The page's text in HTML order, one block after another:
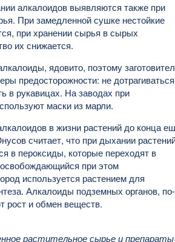
алкалоидов выявляются также при
При замедленной сушке нестойкие
при хранении сырья в сырых
их снижается.
ядовито, поэтому
предосторожности: не дотрагиваться
в рукавицах. На заводах при
маски из марли.
в жизни растений до конца
считает, что при дыхании
в пероксиды, которые переходят в
при этом
используется растением для
Алкалоиды подземных органов, по-
рост и обмен веществ.
растительное сырье и